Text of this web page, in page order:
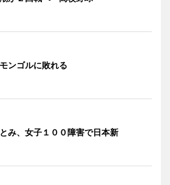
ンゴルに敗れる
み、女子１００障害で日本新